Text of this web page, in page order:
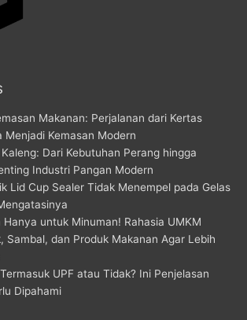
Makanan: Perjalanan dari Kertas
Menjadi Kemasan Modern
Dari Kebutuhan Perang hingga
Industri Pangan Modern
Lid Cup Sealer Tidak Menempel pada Gelas
Hanya untuk Minuman! Rahasia UMKM
Sambal, dan Produk Makanan Agar Lebih
UPF atau Tidak? Ini Penjelasan
Dipahami